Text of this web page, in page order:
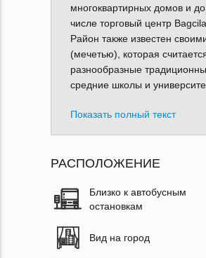
многоквартирных домов и
числе торговый центр
Район также известен
(мечетью), которая
разнообразные
средние школы и
Показать полный текст
РАСПОЛОЖЕНИЕ
Близко к автобусным
остановкам
Вид на город